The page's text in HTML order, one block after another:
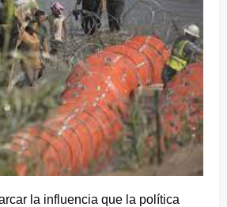
la influencia que la política